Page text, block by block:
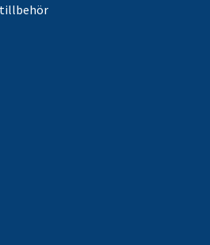
tillbehör